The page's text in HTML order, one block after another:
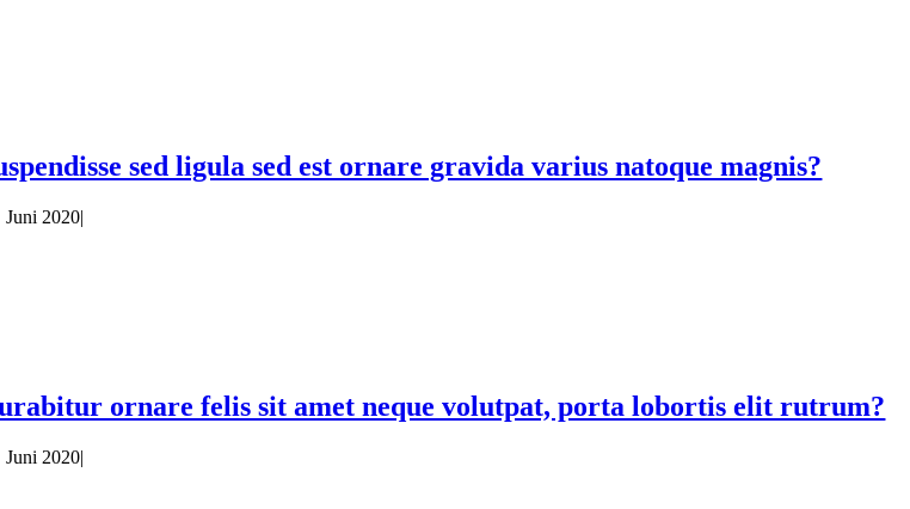
sed ligula sed est ornare gravida varius natoque magnis?
Juni 2020|
ornare felis sit amet neque volutpat, porta lobortis elit rutrum?
Juni 2020|